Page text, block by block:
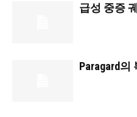
급성 중증
Paragard의